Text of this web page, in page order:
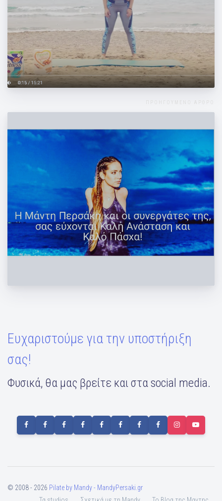
Pilates από τα Fitness!
Καλό Πάσχα σε όλους!
Ευχαριστούμε για την υποστήριξη
σας!
Φυσικά, θα μας βρείτε και στα social media.
© 2008 - 2026 Pilate by Mandy - MandyPersaki.gr